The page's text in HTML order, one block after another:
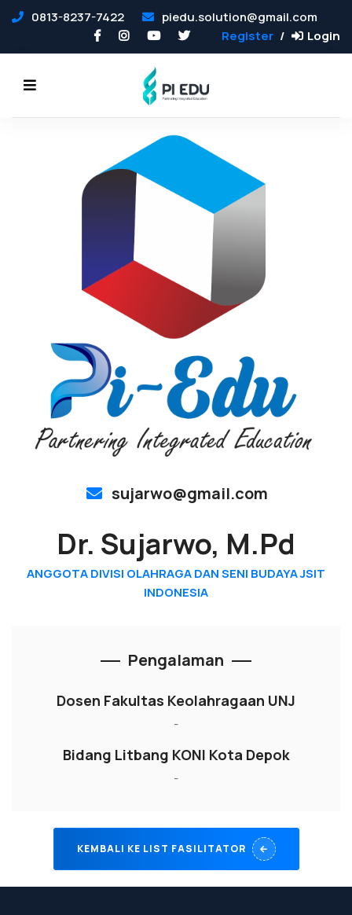
0813-8237-7422
piedu.solution@gmail.com
Register
Login
sujarwo@gmail.com
Dr. Sujarwo, M.Pd
ANGGOTA DIVISI OLAHRAGA DAN SENI BUDAYA JSIT
INDONESIA
Pengalaman
Dosen Fakultas Keolahragaan UNJ
-
Bidang Litbang KONI Kota Depok
-
KEMBALI KE LIST FASILITATOR